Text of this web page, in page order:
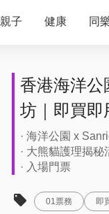
親子 健康 同
香港海洋公
坊｜即買即
· 海洋公園 x
· 大熊貓護理揭秘
· 入場門票
01票務 即